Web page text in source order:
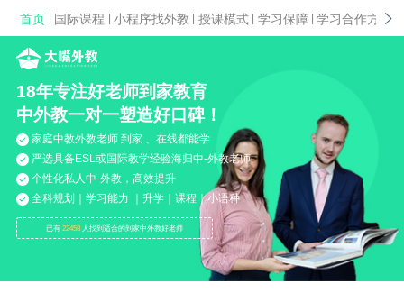
首页 国际课程 小程序找外教 授课模式 学习保障 学习合作方案
18年专注好老师到家教育
中外教一对一塑造好口碑！
家庭中教外教老师 到家 、在线都能学
严选具备ESL或国际教学经验海归中-外教老师
个性化私人中-外教，高效提升
全科规划｜学习能力 ｜升学｜课程｜小语种
已有 22458 人找到适合的到家中外教好老师